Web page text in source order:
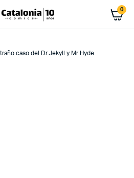
0
caso del Dr Jekyll y Mr Hyde